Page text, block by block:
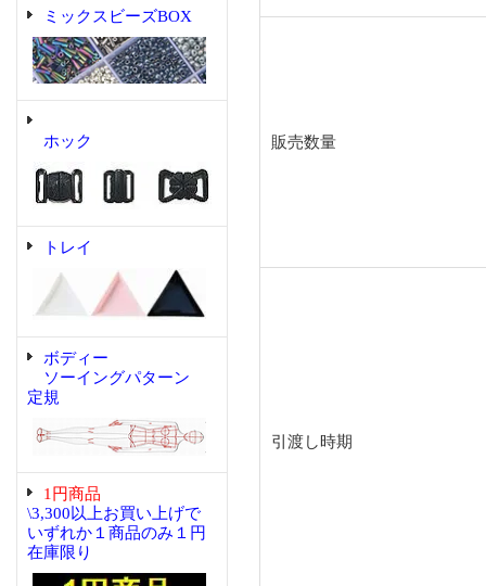
ミックスビーズBOX
ホック
トレイ
ボディー
ソーイングパターン
定規
1円商品
\3,300以上お買い上げで
いずれか１商品のみ１円
在庫限り
販売数量
引渡し時期